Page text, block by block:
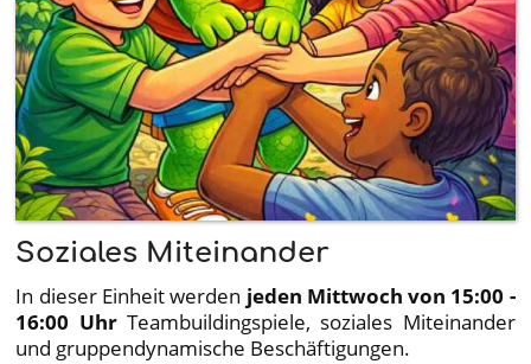
Soziales Miteinander
In dieser Einheit werden jeden Mittwoch von 15:00 -
16:00 UhrTeambuildingspiele, soziales Miteinander
und gruppendynamische Beschäftigungen.